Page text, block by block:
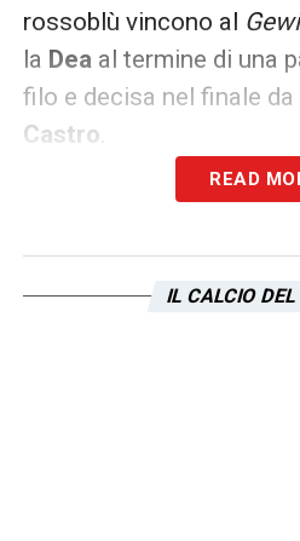
rossoblù vincono al
la Deaal termine di una
filo e decisa nel finale da
Castro
La squadra di Italiano
, il primo dei due
READ
IL CALCIO